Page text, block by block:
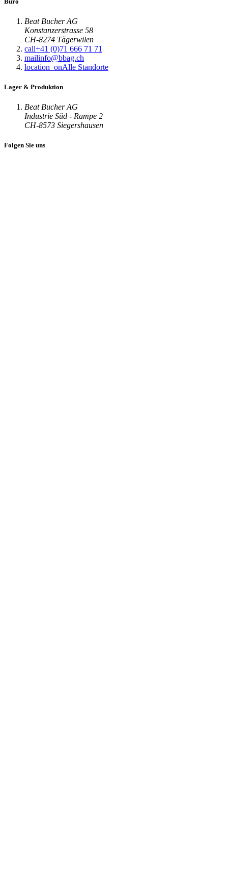
Beat Bucher AG
Konstanzerstrasse 58
CH-8274 Tägerwilen
call+41 (0)71 666 71 71
mailinfo@bbag.ch
location_onAlle Standorte
Lager & Produktion
Beat Bucher AG
Industrie Süd - Rampe 2
CH-8573 Siegershausen
Folgen Sie uns